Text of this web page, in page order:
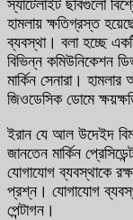
স্যাটেলাইট ছবিগুলো
হামলায় ক্ষতিগ্রস্ত
ব্যবস্থা। বলা হচ্ছে
বিভিন্ন কমিউনিকেশন
মার্কিন সেনারা।
জিওডেসিক ডোমে
ইরান যে আল উদেইদ
জানতেন মার্কিন
যোগাযোগ ব্যবস্থাকে
প্রশ্ন। যোগাযোগ
পেন্টাগন।